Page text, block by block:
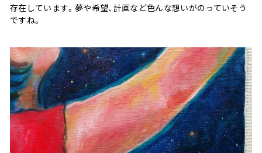
存在しています。夢や希望、計画など色んな想いがのっていそう
ですね。